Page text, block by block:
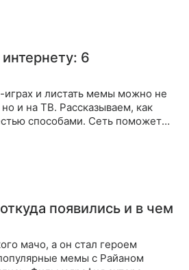
6
и листать мемы можно не
и на ТВ. Рассказываем, как
способами. Сеть поможет
появились и в чем
мачо, а он стал героем
мемы с Райаном